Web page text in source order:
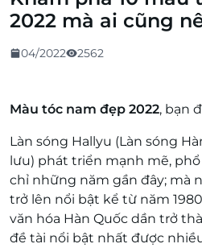
2022 mà ai cũng
04/2022 2562
Màu tóc nam đẹp 2022, bạn
Làn sóng Hallyu (Làn sóng
lưu) phát triển mạnh mẽ,
chỉ những năm gần đây; mà
trở lên nổi bật kể từ năm
văn hóa Hàn Quốc dần trở
đề tài nổi bật nhất được